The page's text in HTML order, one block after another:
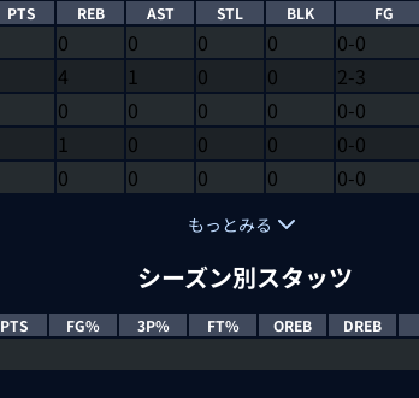
PTS REB AST STL BLK FG
0 0 0 0 0-0
4 1 0 0 2-3
0 0 0 0 0-0
1 0 0 0 0-0
0 0 0 0 0-0
もっとみる
シーズン別スタッツ
PTS FG% 3P% FT% OREB DREB